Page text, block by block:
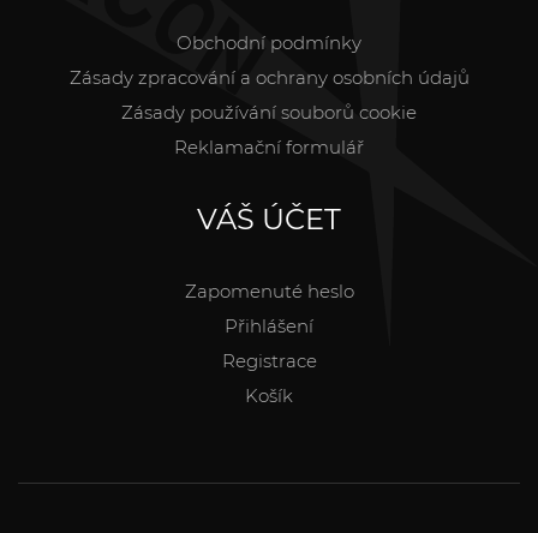
Obchodní podmínky
Zásady zpracování a ochrany osobních údajů
Zásady používání souborů cookie
Reklamační formulář
VÁŠ ÚČET
Zapomenuté heslo
Přihlášení
Registrace
Košík